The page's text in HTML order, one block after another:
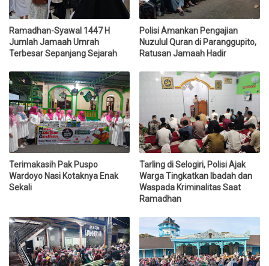
Ramadhan-Syawal 1447 H
Jumlah Jamaah Umrah
Terbesar Sepanjang Sejarah
Polisi Amankan Pengajian
Nuzulul Quran di Paranggupito,
Ratusan Jamaah Hadir
Terimakasih Pak Puspo
Wardoyo Nasi Kotaknya Enak
Sekali
Tarling di Selogiri, Polisi Ajak
Warga Tingkatkan Ibadah dan
Waspada Kriminalitas Saat
Ramadhan